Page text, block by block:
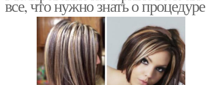
все, что нужно знать о процедуре